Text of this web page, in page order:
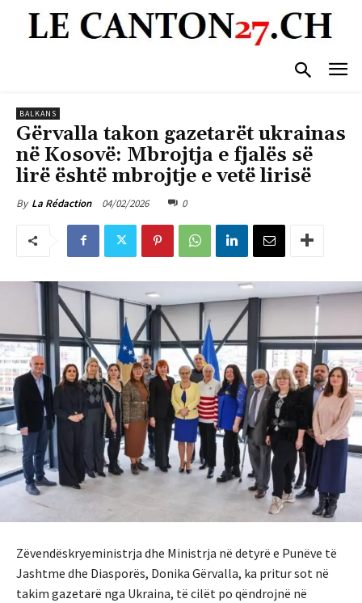
BALKANS
Gërvalla takon gazetarët ukrainas
në Kosovë: Mbrojtja e fjalës së
lirë është mbrojtje e vetë lirisë
By La Rédaction 04/02/2026 0
Zëvendëskryeministrja dhe Ministrja në detyrë e Punëve të
Jashtme dhe Diasporës, Donika Gërvalla, ka pritur sot në
takim gazetarë nga Ukraina, të cilët po qëndrojnë në